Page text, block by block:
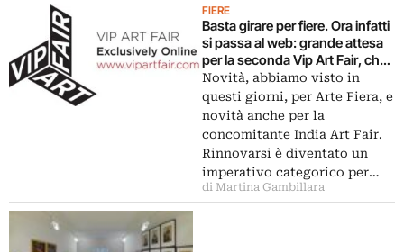
FIERE
Basta girare per fiere. Ora infatti
si passa al web: grande attesa
per la seconda Vip Art Fair, che
mette sul piatto tante novità. E
corre ai ripari contro il rischio
sovraccarico…
Novità, abbiamo visto in
questi giorni, per Arte Fiera, e
novità anche per la
concomitante India Art Fair.
Rinnovarsi è diventato un
imperativo categorico per…
di Martina Gambillara